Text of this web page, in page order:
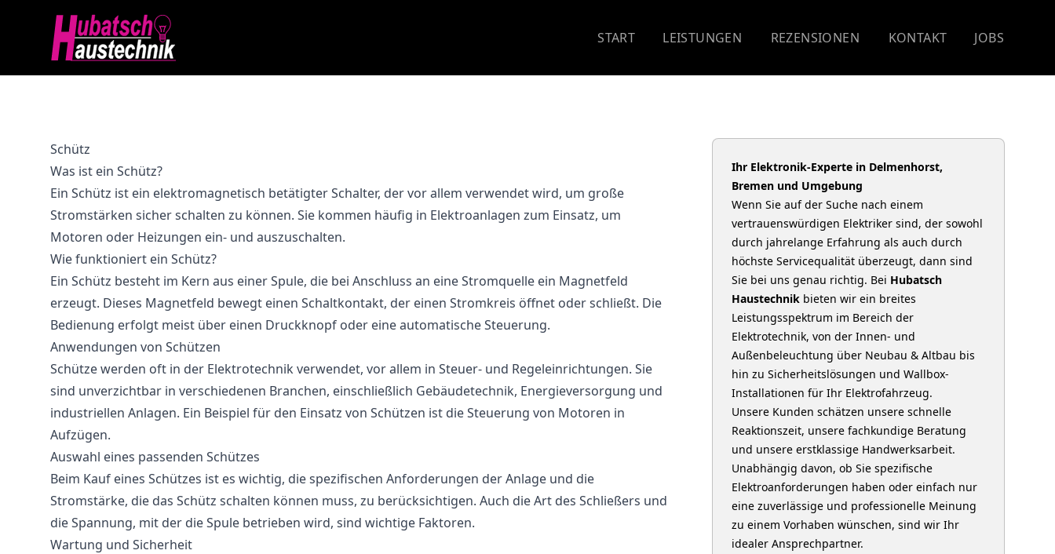
START LEISTUNGEN REZENSIONEN KONTAKT JOBS
Schütz
Was ist ein Schütz?
Ein Schütz ist ein elektromagnetisch betätigter Schalter, der vor allem verwendet wird, um große
Stromstärken sicher schalten zu können. Sie kommen häufig in Elektroanlagen zum Einsatz, um
Motoren oder Heizungen ein- und auszuschalten.
Wie funktioniert ein Schütz?
Ein Schütz besteht im Kern aus einer Spule, die bei Anschluss an eine Stromquelle ein Magnetfeld
erzeugt. Dieses Magnetfeld bewegt einen Schaltkontakt, der einen Stromkreis öffnet oder schließt. Die
Bedienung erfolgt meist über einen Druckknopf oder eine automatische Steuerung.
Anwendungen von Schützen
Schütze werden oft in der Elektrotechnik verwendet, vor allem in Steuer- und Regeleinrichtungen. Sie
sind unverzichtbar in verschiedenen Branchen, einschließlich Gebäudetechnik, Energieversorgung und
industriellen Anlagen. Ein Beispiel für den Einsatz von Schützen ist die Steuerung von Motoren in
Aufzügen.
Auswahl eines passenden Schützes
Beim Kauf eines Schützes ist es wichtig, die spezifischen Anforderungen der Anlage und die
Stromstärke, die das Schütz schalten können muss, zu berücksichtigen. Auch die Art des Schließers und
die Spannung, mit der die Spule betrieben wird, sind wichtige Faktoren.
Wartung und Sicherheit
Ihr Elektronik-Experte in Delmenhorst,
Bremen und Umgebung
Wenn Sie auf der Suche nach einem
vertrauenswürdigen Elektriker sind, der sowohl
durch jahrelange Erfahrung als auch durch
höchste Servicequalität überzeugt, dann sind
Sie bei uns genau richtig. Bei Hubatsch
Haustechnikbieten wir ein breites
Leistungsspektrum im Bereich der
Elektrotechnik, von der Innen- und
Außenbeleuchtung über Neubau & Altbau bis
hin zu Sicherheitslösungen und Wallbox-
Installationen für Ihr Elektrofahrzeug.
Unsere Kunden schätzen unsere schnelle
Reaktionszeit, unsere fachkundige Beratung
und unsere erstklassige Handwerksarbeit.
Unabhängig davon, ob Sie spezifische
Elektroanforderungen haben oder einfach nur
eine zuverlässige und professionelle Meinung
zu einem Vorhaben wünschen, sind wir Ihr
idealer Ansprechpartner.